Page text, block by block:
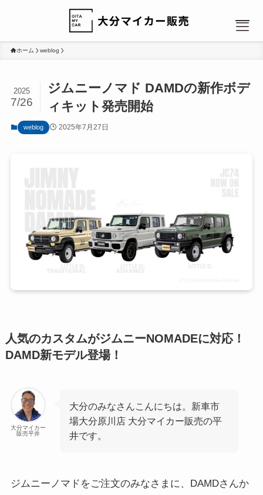
NEWS
お問い合わせ
\ご相談・お見積もりお気軽に/
ホーム weblog
ジムニーノマド DAMDの新作ボデ
ィキット発売開始
2025
7/26
weblog 2025年7月27日
人気のカスタムがジムニーNOMADEに対応！
DAMD新モデル登場！
大分マイカー
販売平井
大分のみなさんこんにちは。新車市
場大分原川店 大分マイカー販売の平
井です。
ジムニーノマドをご注文のみなさまに、DAMDさんか